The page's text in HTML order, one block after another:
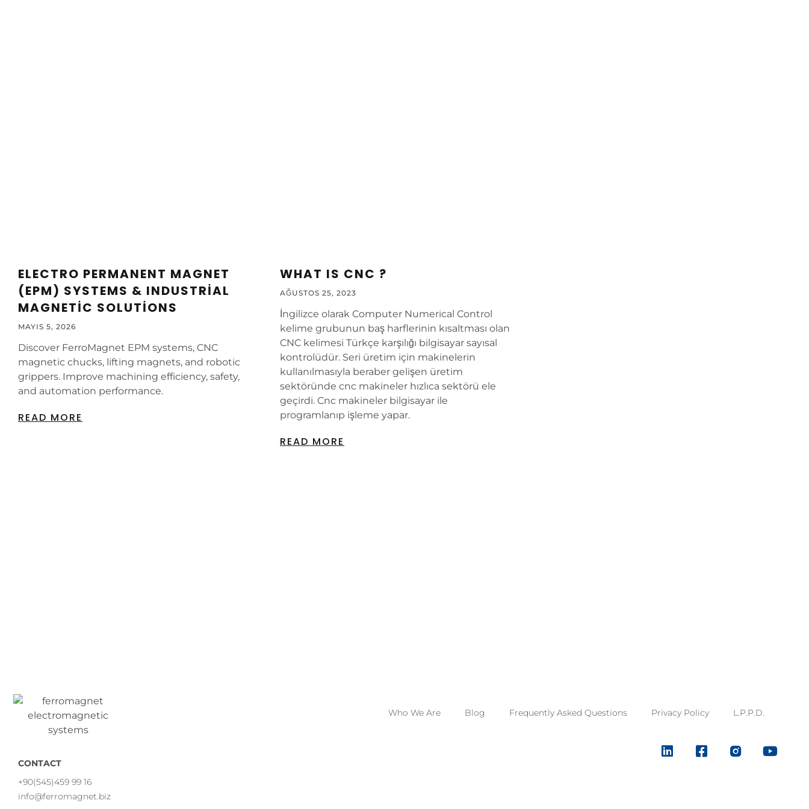
ELECTRO PERMANENT MAGNET
(EPM) SYSTEMS & INDUSTRIAL
MAGNETIC SOLUTIONS
MAYIS 5, 2026
Discover FerroMagnet EPM systems, CNC
magnetic chucks, lifting magnets, and robotic
grippers. Improve machining efficiency, safety,
and automation performance.
READ MORE
WHAT IS CNC ?
AĞUSTOS 25, 2023
İngilizce olarak Computer Numerical Control
kelime grubunun baş harflerinin kısaltması olan
CNC kelimesi Türkçe karşılığı bilgisayar sayısal
kontrolüdür. Seri üretim için makinelerin
kullanılmasıyla beraber gelişen üretim
sektöründe cnc makineler hızlıca sektörü ele
geçirdi. Cnc makineler bilgisayar ile
programlanıp işleme yapar.
READ MORE
CONTACT
+90(545)459 99 16
info@ferromagnet.biz
Who We Are Blog Frequently Asked Questions Privacy Policy L.P.P.D.